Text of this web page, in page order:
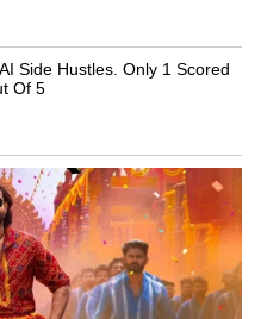
ప్లాన్ వివరాలు